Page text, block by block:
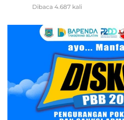
Dibaca 4.687 kali